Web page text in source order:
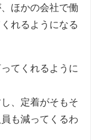
ほかの会社で働
れるようになる
てくれるように
、定着がそもそ
も減ってくるわ